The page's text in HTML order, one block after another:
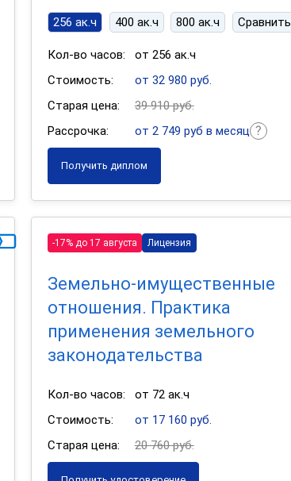
256 ак.ч 400 ак.ч 800 ак.ч Сравнить
Кол-во часов:
от 256 ак.ч
Стоимость:
от 32 980 руб.
Старая цена:
39 910 руб.
Рассрочка:
от 2 749 руб в месяц
Получить диплом
-17% до 17 августа Лицензия
Земельно-имущественные
отношения. Практика
применения земельного
законодательства
Кол-во часов:
от 72 ак.ч
Стоимость:
от 17 160 руб.
Старая цена:
20 760 руб.